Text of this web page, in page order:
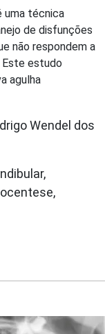
uma técnica
de disfunções
não respondem a
Este estudo
agulha
Wendel dos